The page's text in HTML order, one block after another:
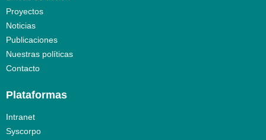
Proyectos
Noticias
Publicaciones
Nuestras políticas
Contacto
Plataformas
Intranet
Syscorpo